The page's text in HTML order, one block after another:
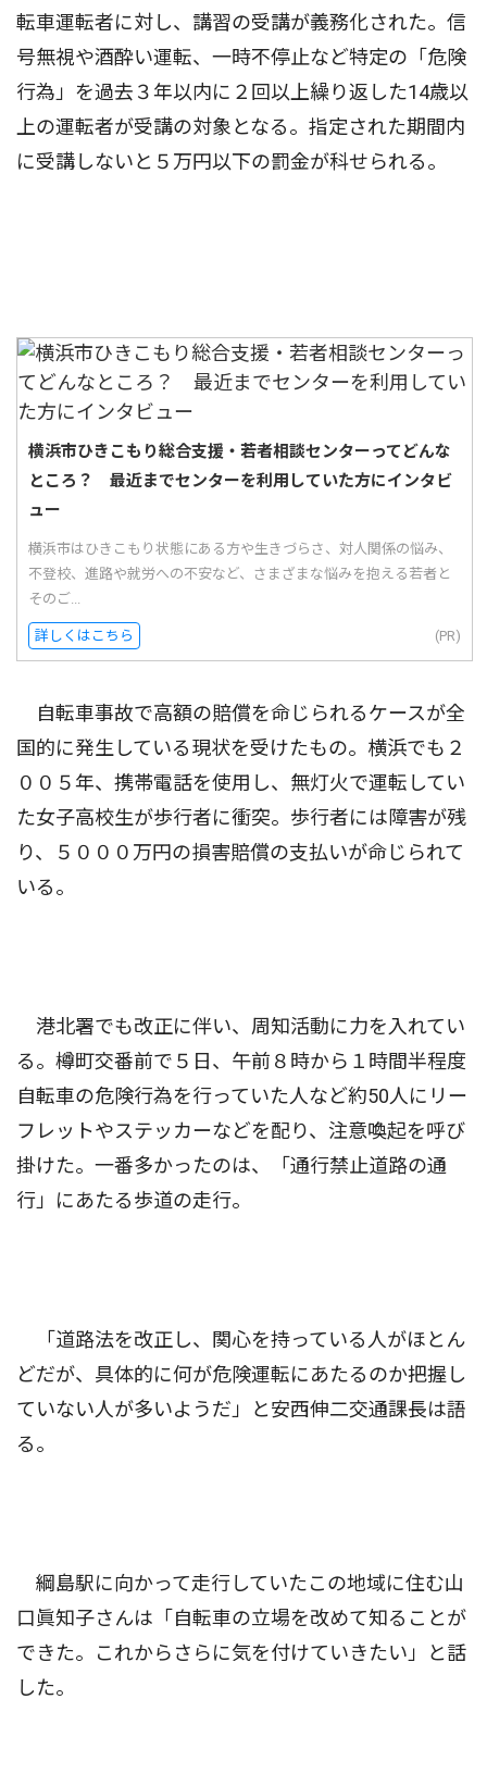
転車運転者に対し、講習の受講が義務化された。信
号無視や酒酔い運転、一時不停止など特定の「危険
行為」を過去３年以内に２回以上繰り返した14歳以
上の運転者が受講の対象となる。指定された期間内
に受講しないと５万円以下の罰金が科せられる。
横浜市ひきこもり総合支援・若者相談センターってどんな
ところ？ 最近までセンターを利用していた方にインタビ
ュー
横浜市はひきこもり状態にある方や生きづらさ、対人関係の悩み、
不登校、進路や就労への不安など、さまざまな悩みを抱える若者と
そのご...
詳しくはこちら (PR)
自転車事故で高額の賠償を命じられるケースが全
国的に発生している現状を受けたもの。横浜でも２
００５年、携帯電話を使用し、無灯火で運転してい
た女子高校生が歩行者に衝突。歩行者には障害が残
り、５０００万円の損害賠償の支払いが命じられて
いる。
港北署でも改正に伴い、周知活動に力を入れてい
る。樽町交番前で５日、午前８時から１時間半程度
自転車の危険行為を行っていた人など約50人にリー
フレットやステッカーなどを配り、注意喚起を呼び
掛けた。一番多かったのは、「通行禁止道路の通
行」にあたる歩道の走行。
「道路法を改正し、関心を持っている人がほとん
どだが、具体的に何が危険運転にあたるのか把握し
ていない人が多いようだ」と安西伸二交通課長は語
る。
綱島駅に向かって走行していたこの地域に住む山
口眞知子さんは「自転車の立場を改めて知ることが
できた。これからさらに気を付けていきたい」と話
した。